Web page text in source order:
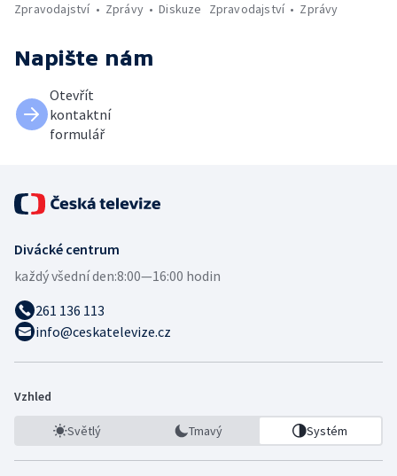
Zpravodajství
Zprávy Diskuze
Zpravodajství
Zprávy
Napište nám
Otevřít
kontaktní
formulář
Divácké centrum
každý všední den:8:00—16:00 hodin
261 136 113
info@ceskatelevize.cz
Vzhled
Světlý Tmavý Systém